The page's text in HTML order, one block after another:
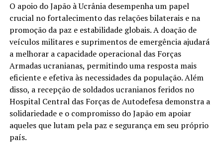
O apoio do Japão à Ucrânia desempenha um papel
crucial no fortalecimento das relações bilaterais e na
promoção da paz e estabilidade globais. A doação de
veículos militares e suprimentos de emergência ajudará
a melhorar a capacidade operacional das Forças
Armadas ucranianas, permitindo uma resposta mais
eficiente e efetiva às necessidades da população. Além
disso, a recepção de soldados ucranianos feridos no
Hospital Central das Forças de Autodefesa demonstra a
solidariedade e o compromisso do Japão em apoiar
aqueles que lutam pela paz e segurança em seu próprio
país.